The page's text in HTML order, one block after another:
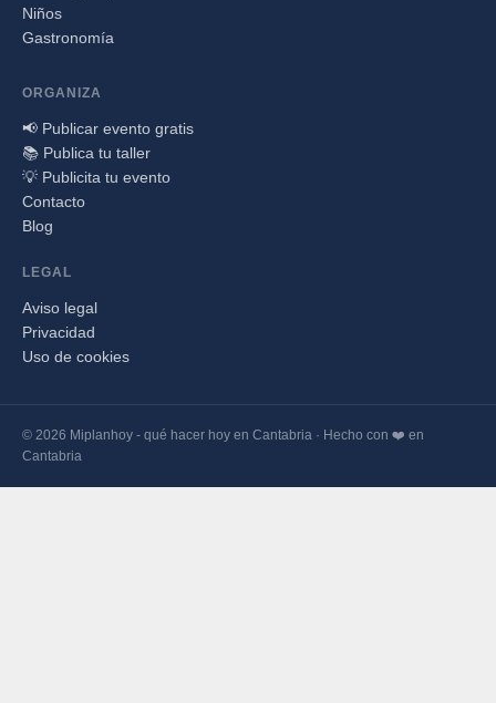
Niños
Gastronomía
ORGANIZA
📢 Publicar evento gratis
📚 Publica tu taller
💡 Publicita tu evento
Contacto
Blog
LEGAL
Aviso legal
Privacidad
Uso de cookies
© 2026 Miplanhoy - qué hacer hoy en Cantabria · Hecho con ❤️ en
Cantabria